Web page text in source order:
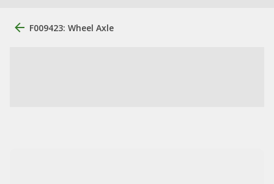
F009423: Wheel Axle